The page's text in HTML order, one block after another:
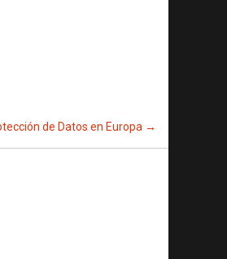
de Datos en Europa →